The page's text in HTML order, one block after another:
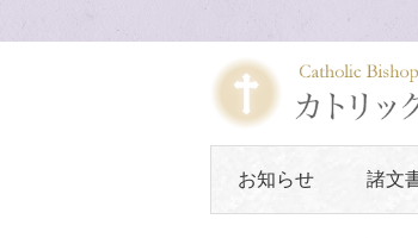
お知らせ 諸文